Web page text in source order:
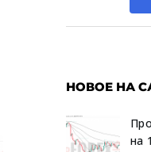
НОВОЕ НА
на